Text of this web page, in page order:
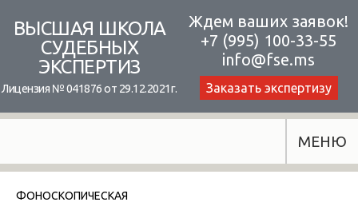
content
ВЫСШАЯ ШКОЛА
СУДЕБНЫХ
ЭКСПЕРТИЗ
Лицензия № 041876 от 29.12.2021г.
Ждем ваших заявок!
+7 (995) 100-33-55
info@fse.ms
Заказать экспертизу
МЕНЮ
ФОНОСКОПИЧЕСКАЯ